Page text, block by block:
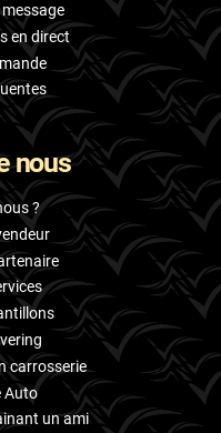
en direct
nous
?
carrosserie
Auto
un ami